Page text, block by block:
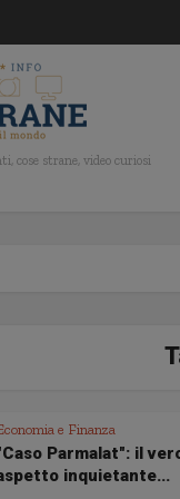
cose strane, video curiosi
e Finanza
Parmalat": il
inquietante...